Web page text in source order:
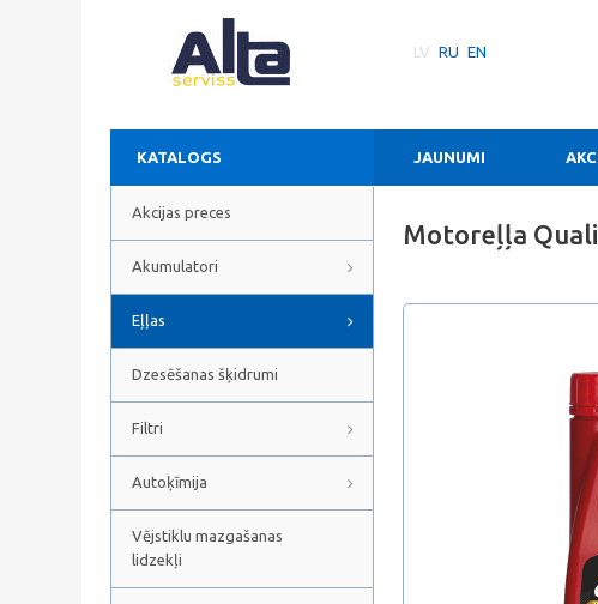
LV RU EN
KATALOGS JAUNUMI
Akcijas preces
Akumulatori
Eļļas
Dzesēšanas šķidrumi
Filtri
Autoķīmija
Vējstiklu mazgašanas
lidzekļi
Motoreļļa